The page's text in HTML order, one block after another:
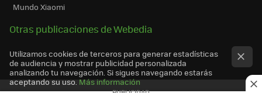
Mundo Xiaomi
Otras publicaciones de Webedia
Utilizamos cookies de terceros para generar estadísticas
de audiencia y mostrar publicidad personalizada
analizando tu navegación. Si sigues navegando estarás
aceptando su uso. Más información